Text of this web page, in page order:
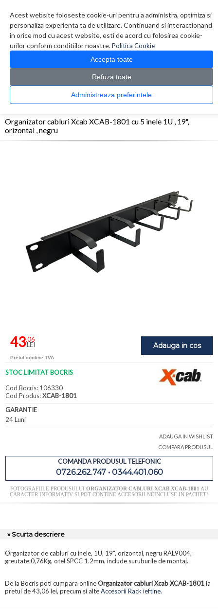
Acest website foloseste cookie-uri pentru a administra, optimiza si
personaliza experienta ta de utilizare. Continuand si interactionand
in orice mod cu acest website, esti de acord cu folosirea cookie-
urilor conform conditiilor noastre.Politica Cookie
Accepta toate
Refuza toate
Administreaza preferintele
0 produs(e)
CATALOG PRODUSE
> Accesorii Rack > Organizator cabluri Xcab XCAB-1801 cu
Organizator cabluri Xcab XCAB-1801 cu 5 inele 1U , 19",
orizontal , negru
Adauga in cos
43,06
LEI
Pretul contine TVA
STOC LIMITAT BOCRIS
Cod Bocris: 106330
Cod Produs:XCAB-1801
GARANTIE
24 Luni
ADAUGA IN WISHLIST
COMPARA PRODUSUL
COMANDA PRODUSUL TELEFONIC
0726.262.747 • 0344.401.060
FOTOGRAFIILE PRODUSULUI ORGANIZATOR CABLURI XCAB XCAB-1801 AU
CARACTER INFORMATIV SI POT CONTINE ACCESORII NEINCLUSE IN PACHET!
» Scurta descriere
Organizator de cabluri cu inele, 1U, 19", orizontal, negru RAL9004,
greutate:0,76Kg, otel SPCC 1.2mm, include suruburile de montaj.
De la Bocris poti cumpara onlineOrganizator cabluri Xcab XCAB-1801la
pretul de 43,06 lei, precum si alteAccesorii Rack ieftine.